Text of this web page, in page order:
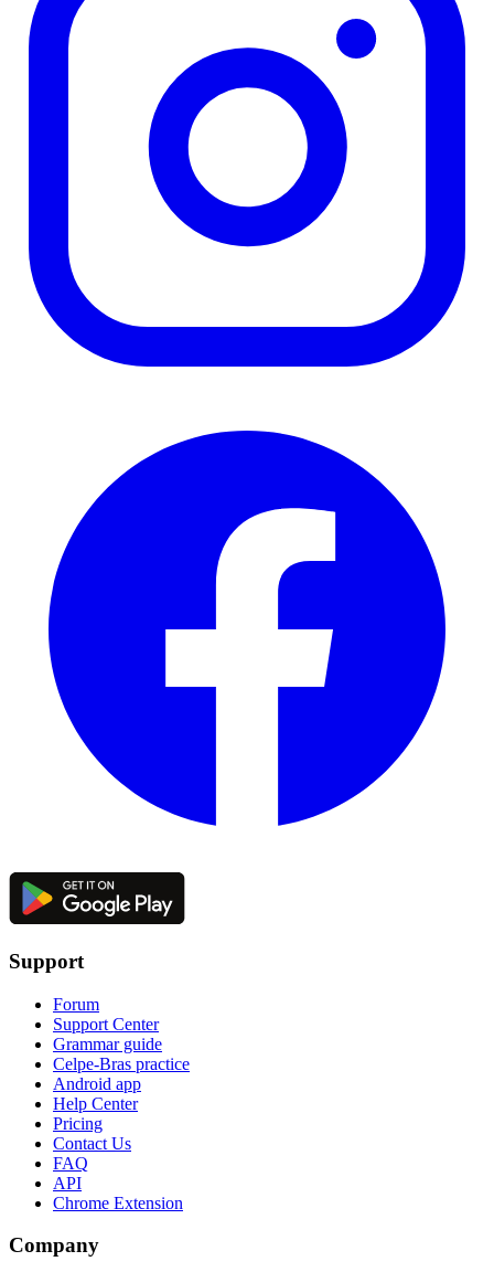
Support
Forum
Support Center
Grammar guide
Celpe-Bras practice
Android app
Help Center
Pricing
Contact Us
FAQ
API
Chrome Extension
Company